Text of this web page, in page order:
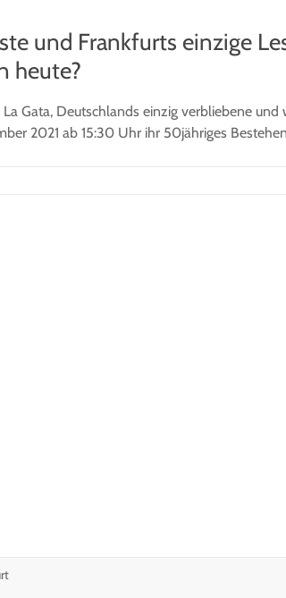
und Frankfurts einzige
heute?
Gata, Deutschlands einzig verbliebene
2021 ab 15:30 Uhr ihr 50jähriges